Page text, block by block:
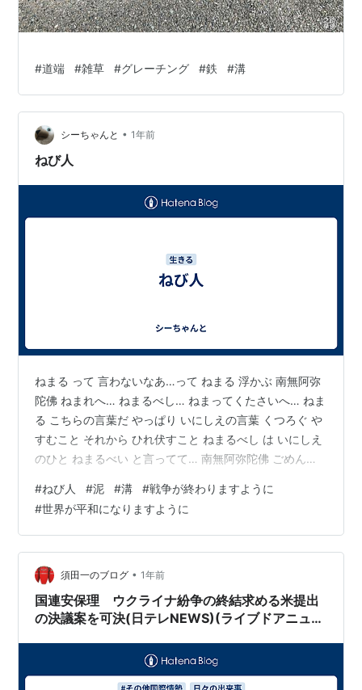
#道端 #雑草 #グレーチング #鉄 #溝
シーちゃんと • 1年前
ねび人
ねまる って 言わないなあ…って ねまる 浮かぶ 南無阿弥
陀佛 ねまれへ… ねまるべし… ねまってくたさいへ… ねま
る こちらの言葉だ やっぱり いにしえの言葉 くつろぐ や
すむこと それから ひれ伏すこと ねまるべし は いにしえ
のひと ねまるべい と言ってて… 南無阿弥陀佛 ごめんな
ありがとうと お念仏 南無阿弥陀佛 もう だれにも 教えて
もらえないんだ…シーちゃん パパママ…って また お祈り
だけも と ふらふら起きた ありがとう ありがとう 南無阿
弥陀佛 つなげてゆく ニュースにも 平和への きざしも 無
くても 祈っている 祈っ…
#ねび人 #泥 #溝 #戦争が終わりますように
#世界が平和になりますように
須田一のブログ • 1年前
国連安保理 ウクライナ紛争の終結求める米提出
の決議案を可決(日テレNEWS)(ライブドアニュー